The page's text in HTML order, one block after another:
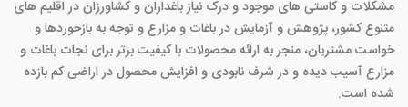
مشکلات و کاستی های موجود و درک نیاز باغداران و کشاورزان در اقلیم های
متنوع کشور، پژوهش و آزمایش در باغات و مزارع و توجه به بازخوردها و
خواست مشتریان، منجر به ارائه محصولات با کیفیت برتر برای نجات باغات و
مزارع آسیب دیده و در شرف نابودی و افزایش محصول در اراضی کم بازده
شده است.